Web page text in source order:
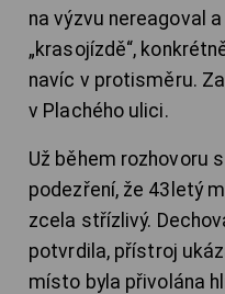
na výzvu nereagoval
„krasojízdě“,
navíc v protisměru.
v Plachého ulici.
Už během rozhovoru
podezření, že 43letý
zcela střízlivý.
potvrdila, přístroj
místo byla přivolána